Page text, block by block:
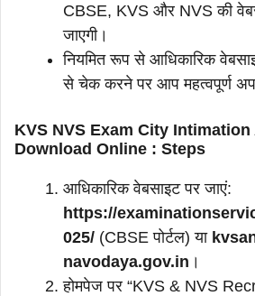
CBSE, KVS और NVS की
जाएगी।
नियमित रूप से आधिकारिक
से चेक करने पर आप महत्वपूर्ण
KVS NVS Exam City
Download Online : Steps
आधिकारिक वेबसाइट पर जाएं:
https://
025/ (CBSE पोर्टल) या
navodaya.gov.in ।
होमपेज पर “KVS & NVS